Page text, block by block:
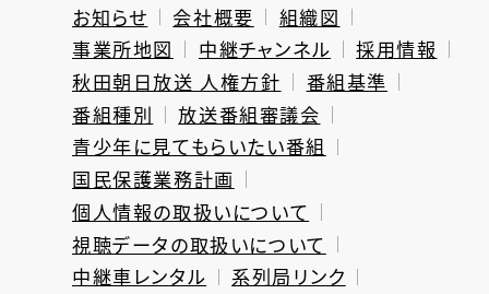
お知らせ 会社概要
組織図
事業所地図
中継チャンネル
採用情報
秋田朝日放送 人権方針
番組基準
番組種別
放送番組審議会
青少年に見てもらいたい番組
国民保護業務計画
個人情報の取扱いについて
視聴データの取扱いについて
中継車レンタル
系列局リンク